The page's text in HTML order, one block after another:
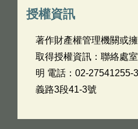
授權資訊
著作財產權管理機關或
取得授權資訊：聯絡處
明 電話：02-27541255-
義路3段41-3號